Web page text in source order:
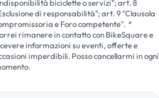
biciclette o servizi"; art. 8
di responsabilità"; art. 9 "Clausola
e Foro competente". *
rimanere in contatto con BikeSquare e
informazioni su eventi, offerte e
imperdibili. Posso cancellarmi in ogni